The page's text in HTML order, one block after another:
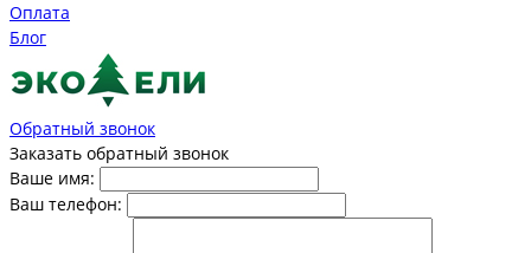
Оплата
Блог
Обратный звонок
Заказать обратный звонок
Ваше имя:
Ваш телефон: